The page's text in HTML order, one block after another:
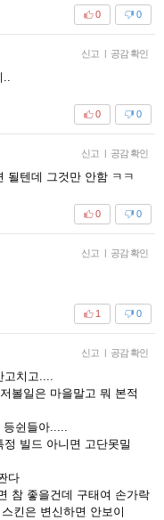
0
0
신고 | 공감 확인
0
0
신고 | 공감 확인
될텐데 그것만 안함 ㅋㅋ
0
0
신고 | 공감 확인
0
1
신고 | 공감 확인
치고....
볼일은 마을말고 뭐 본적
쉰들아.....
빌드 아니면 고단못밀
다
참 좋을건데 구태여 손가락
킨은 변신하면 안보이